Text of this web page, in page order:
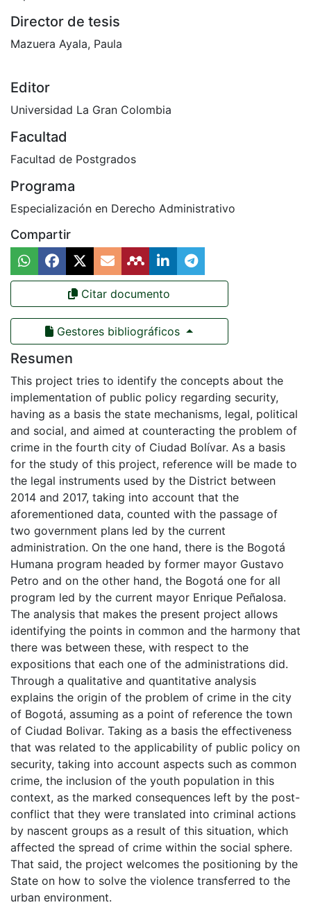
Director de tesis
Mazuera Ayala, Paula
Editor
Universidad La Gran Colombia
Facultad
Facultad de Postgrados
Programa
Especialización en Derecho Administrativo
Compartir
Citar documento
Gestores bibliográficos
Resumen
This project tries to identify the concepts about the
implementation of public policy regarding security,
having as a basis the state mechanisms, legal, political
and social, and aimed at counteracting the problem of
crime in the fourth city of Ciudad Bolívar. As a basis
for the study of this project, reference will be made to
the legal instruments used by the District between
2014 and 2017, taking into account that the
aforementioned data, counted with the passage of
two government plans led by the current
administration. On the one hand, there is the Bogotá
Humana program headed by former mayor Gustavo
Petro and on the other hand, the Bogotá one for all
program led by the current mayor Enrique Peñalosa.
The analysis that makes the present project allows
identifying the points in common and the harmony that
there was between these, with respect to the
expositions that each one of the administrations did.
Through a qualitative and quantitative analysis
explains the origin of the problem of crime in the city
of Bogotá, assuming as a point of reference the town
of Ciudad Bolivar. Taking as a basis the effectiveness
that was related to the applicability of public policy on
security, taking into account aspects such as common
crime, the inclusion of the youth population in this
context, as the marked consequences left by the post-
conflict that they were translated into criminal actions
by nascent groups as a result of this situation, which
affected the spread of crime within the social sphere.
That said, the project welcomes the positioning by the
State on how to solve the violence transferred to the
urban environment.